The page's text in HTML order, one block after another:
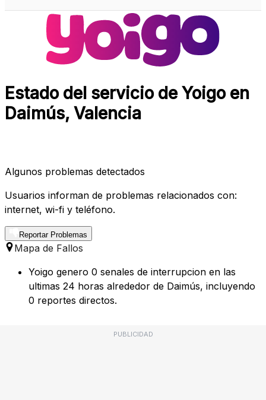
Estado del servicio de Yoigo en
Daimús, Valencia
Algunos problemas detectados
Usuarios informan de problemas relacionados con:
internet, wi-fi y teléfono.
Reportar Problemas
Mapa de Fallos
Yoigo genero 0 senales de interrupcion en las
ultimas 24 horas alrededor de Daimús, incluyendo
0 reportes directos.
PUBLICIDAD